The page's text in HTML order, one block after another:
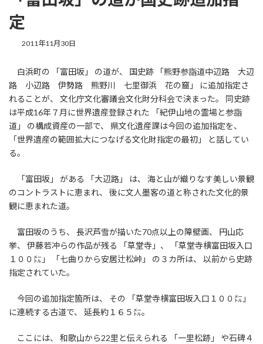
定
2011年11月30日
白浜町の 「富田坂」 の道が、 国史跡 「熊野参詣道中辺路 大辺
路 小辺路 伊勢路 熊野川 七里御浜 花の窟」 に追加指定さ
れることが、 文化庁文化審議会文化財分科会で決まった。 同史跡
は平成16年７月に世界遺産登録された 「紀伊山地の霊場と参詣
道」 の構成資産の一部で、 県文化遺産課は今回の追加指定を、
「世界遺産の範囲拡大につなげる文化財指定の最初」 と話してい
る。
「富田坂」 がある 「大辺路」 は、 海と山が織りなす美しい景観
のコントラストに恵まれ、 後に文人墨客の道と称された文化的景
観に恵まれた道。
富田坂のうち、 長沢芦雪が描いた70点以上の障壁画、 円山応
挙、 伊藤若冲らの作品が残る 「草堂寺」、 「草堂寺横富田坂入口
１００㍍」 「七曲りから安居辻松峠」 の３カ所は、 以前から史跡
指定されていた。
今回の追加指定箇所は、 その 「草堂寺横富田坂入口１００㍍」
に連続する古道で、 延長約１６５㍍。
ここには、 和歌山から22里と伝えられる 「一里松跡」 や石碑４